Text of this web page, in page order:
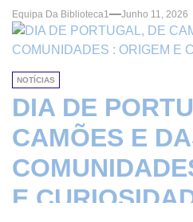
Equipa Da Biblioteca1 Junho 11, 2026
NOTÍCIAS
DIA DE
CAMÕES E
E